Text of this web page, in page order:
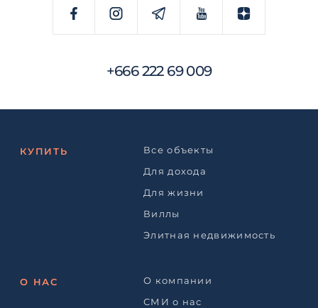
+666 222 69 009
КУПИТЬ
Все объекты
Для дохода
Для жизни
Виллы
Элитная недвижимость
О НАС
О компании
СМИ о нас